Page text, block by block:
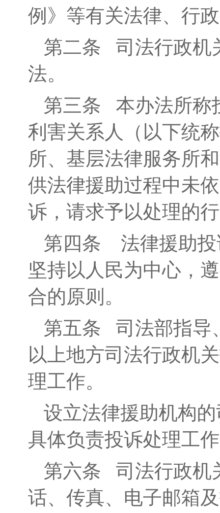
例》等有关法律、行
第二条 司法行政机
法。
第三条 本办法所称
利害关系人（以下统
所、基层法律服务所
供法律援助过程中未
诉，请求予以处理的
第四条
法律援助
坚持以人民为中心，
合的原则。
第五条 司法部指导
以上地方司法行政机
理工作。
设立法律援助机构
具体负责投诉处理工
第六条 司法行政机
话、传真、电子邮箱